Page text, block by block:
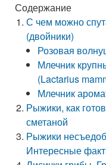
Содержание
С чем можно
(двойники)
Розовая
Млечник
(Lactarius
Млечник
Рыжики, как
сметаной
Рыжики
Интересные